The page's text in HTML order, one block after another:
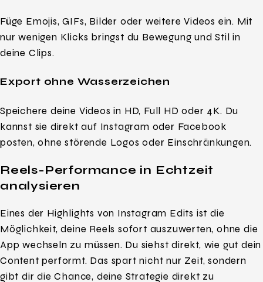
Füge Emojis, GIFs, Bilder oder weitere Videos ein. Mit
nur wenigen Klicks bringst du Bewegung und Stil in
deine Clips.
Export ohne Wasserzeichen
Speichere deine Videos in HD, Full HD oder 4K. Du
kannst sie direkt auf Instagram oder Facebook
posten, ohne störende Logos oder Einschränkungen.
Reels-Performance in Echtzeit
analysieren
Eines der Highlights von Instagram Edits ist die
Möglichkeit, deine Reels sofort auszuwerten, ohne die
App wechseln zu müssen. Du siehst direkt, wie gut dein
Content performt. Das spart nicht nur Zeit, sondern
gibt dir die Chance, deine Strategie direkt zu